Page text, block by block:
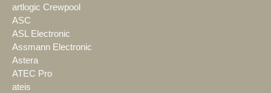
artlogic Crewpool
ASC
ASL Electronic
Assmann Electronic
Astera
ATEC Pro
ateis